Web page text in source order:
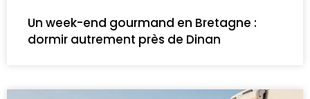
Un week-end gourmand en Bretagne :
dormir autrement près de Dinan